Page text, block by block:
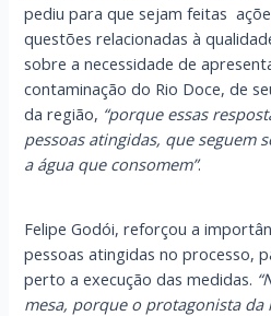
pediu para que sejam feitas
questões relacionadas à
sobre a necessidade de
contaminação do Rio Doce, de
da região, “porque essas
pessoas atingidas, que seguem
a água que consomem”.
Felipe Godói, reforçou a
pessoas atingidas no processo,
perto a execução das medidas.
mesa, porque o protagonista